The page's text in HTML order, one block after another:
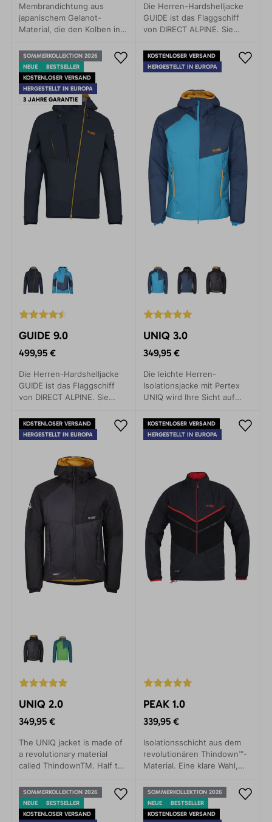
Membrandichtung aus
japanischem Gelanot-
Material, die den Kolben in
den Transport in
wartungsarme, mechanisch
betriebene Fahrzeuge.
Die Herren-Hardshelljacke
GUIDE ist das Flaggschiff
von DIRECT ALPINE. Sie
Eigenschaften wie
Leichtigkeit, Funktionalität
und gutes Packmaß aus. Sie
man sich bei jedem Wetter
verlassen kann.
SOMMERKOLLEKTION 2026
NEUE
BESTSELLER
KOSTENLOSER VERSAND
HERGESTELLT IN EUROPA
3 JAHRE GARANTIE
GUIDE 9.0
499,95 €
Die Herren-Hardshelljacke
GUIDE ist das Flaggschiff
von DIRECT ALPINE. Sie
Eigenschaften wie
Leichtigkeit, Funktionalität
ist ein toller Partner, auf den
man sich bei jedem Wetter
verlassen kann.
KOSTENLOSER VERSAND
HERGESTELLT IN EUROPA
UNIQ 3.0
349,95 €
Die leichte Herren-
Isolationsjacke mit Pertex
UNIQ wird Ihre Sicht auf
verändern. Sie besteht aus
dem revolutionären Material
Leichtigkeit aus, die Füllung
Thindown durch ihre
Wärmeisolierung.
KOSTENLOSER VERSAND
HERGESTELLT IN EUROPA
UNIQ 2.0
349,95 €
The UNIQ jacket is made of
a revolutionary material
called ThindownTM. Half the
enough to achieve the same
thermal comfort as with a
synthetic filling.
KOSTENLOSER VERSAND
HERGESTELLT IN EUROPA
PEAK 1.0
339,95 €
Isolationsschicht aus dem
revolutionären Thindown™-
Material. Eine klare Wahl,
thermischen Komfort und
Bewegungsfreiheit
gewährleisten möchten.
SOMMERKOLLEKTION 2026
NEUE
BESTSELLER
KOSTENLOSER VERSAND
SOMMERKOLLEKTION 2026
NEUE
BESTSELLER
KOSTENLOSER VERSAND